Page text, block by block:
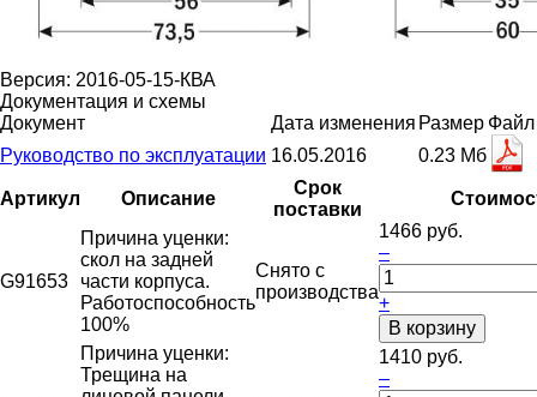
Версия: 2016-05-15-КВА
Документация и схемы
Документ
Дата изменения Размер Файл
Руководство по эксплуатации 16.05.2016 0.23 Мб
Артикул Описание
Срок
поставки
G91653
Причина уценки:
скол на задней
части корпуса.
Работоспособность
100%
Снято с
производства
1466 руб.
–
+
В корзину
Причина уценки:
Трещина на
1410 руб.
–